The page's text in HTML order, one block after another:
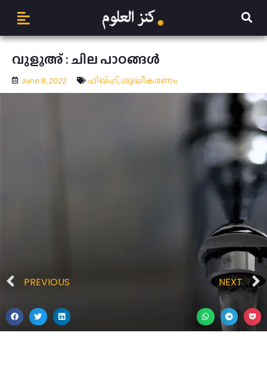
വുളൂഅ് : ചില പാഠങ്ങൾ
June 8, 2022 ഫിഖ്ഹ്,ശുദ്ധീകരണം
PREVIOUS NEXT